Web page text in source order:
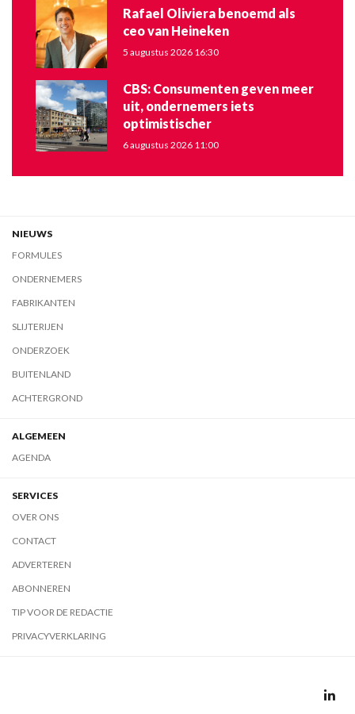
Rafael Oliviera benoemd als
ceo van Heineken
5 augustus 2026 16:30
CBS: Consumenten geven meer
uit, ondernemers iets
optimistischer
6 augustus 2026 11:00
NIEUWS
FORMULES
ONDERNEMERS
FABRIKANTEN
SLIJTERIJEN
ONDERZOEK
BUITENLAND
ACHTERGROND
ALGEMEEN
AGENDA
SERVICES
OVER ONS
CONTACT
ADVERTEREN
ABONNEREN
TIP VOOR DE REDACTIE
PRIVACYVERKLARING